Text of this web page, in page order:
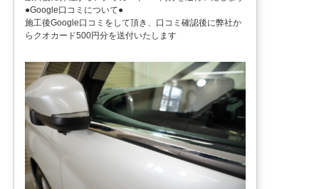
●Google口コミについて●
施工後Google口コミをして頂き、口コミ確認後に弊社か
らクオカード500円分を送付いたします